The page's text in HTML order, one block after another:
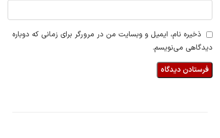
ذخیره نام، ایمیل و وبسایت من در مرورگر برای زمانی که دوباره
دیدگاهی می‌نویسم.